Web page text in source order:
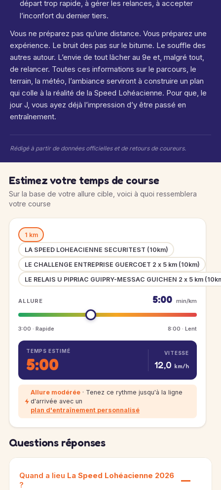
départ trop rapide, à gérer les relances, à accepter
l’inconfort du dernier tiers.
Vous ne préparez pas qu’une distance. Vous préparez une
expérience. Le bruit des pas sur le bitume. Le souffle des
autres autour. L’envie de tout lâcher au 9e et, malgré tout,
de relancer. Toutes ces informations sur le parcours, le
terrain, la météo, l’ambiance serviront à construire un plan
qui colle à la réalité de la Speed Lohéacienne. Pour que, le
jour J, vous ayez déjà l’impression d’y être passé en
entraînement.
Rédigé à partir de données officielles et de retours de coureurs.
Estimez votre temps de course
Sur la base de votre allure cible, voici à quoi ressemblera
votre course
1 km
LA SPEED LOHEACIENNE SECURITEST (10km)
LE CHALLENGE ENTREPRISE GUERCOET 2 x 5 km (10km)
LE RELAIS U PIPRIAC GUIPRY-MESSAC GUICHEN 2 x 5 km
ALLURE 5:00 min/km
3:00 · Rapide 8:00 · Lent
TEMPS ESTIMÉ
5:00
VITESSE
12,0 km/h
Allure modérée · Tenez ce rythme jusqu'à la ligne
d'arrivée avec un
plan d'entraînement personnalisé
Questions réponses
Quand a lieu La Speed Lohéacienne 2026
?